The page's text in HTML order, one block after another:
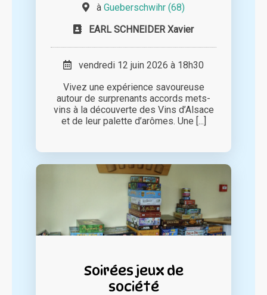
à Gueberschwihr (68)
EARL SCHNEIDER Xavier
vendredi 12 juin 2026 à 18h30
Vivez une expérience savoureuse
autour de surprenants accords mets-
vins à la découverte des Vins d’Alsace
et de leur palette d’arômes. Une [...]
Soirées jeux de
société